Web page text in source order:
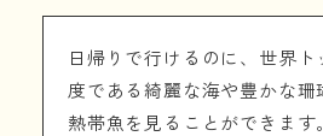
日帰りで行けるのに、世界
度である綺麗な海や豊かな珊
熱帯魚を見ることができます。